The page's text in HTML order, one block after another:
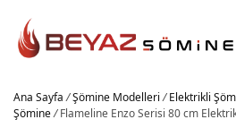
Ana Sayfa /Şömine Modelleri / Elektrikli
Şömine/Flameline Enzo Serisi 80 cm